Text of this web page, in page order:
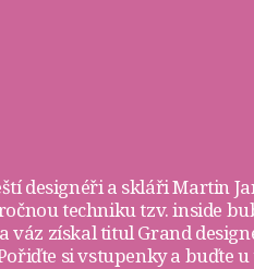
designéři a sklářiMartin
techniku tzv. inside
získal titul Grand
sivstupenkya buďte u